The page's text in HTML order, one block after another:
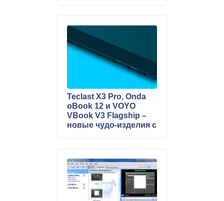
Teclast X3 Pro, Onda
oBook 12 и VOYO
VBook V3 Flagship –
новые чудо-изделия с